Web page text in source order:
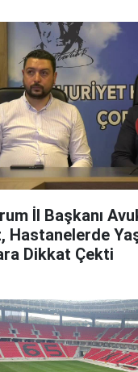
İl Başkanı
Hastanelerde
Dikkat Çekti